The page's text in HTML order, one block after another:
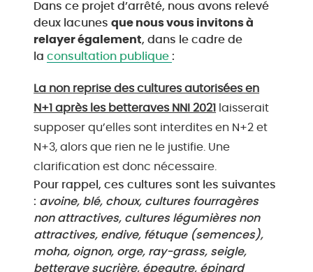
Dans ce projet d’arrêté, nous avons relevé
deux lacunesque nous vous invitons à
relayer également, dans le cadre de
laconsultation publique :
La non reprise des cultures autorisées en
N+1 après les betteraves NNI 2021
laisserait
supposer qu’elles sont interdites en N+2 et
N+3, alors que rien ne le justifie. Une
clarification est donc nécessaire.
Pour rappel, ces cultures sont les suivantes
: avoine, blé, choux, cultures fourragères
non attractives, cultures légumières non
attractives, endive, fétuque (semences),
moha, oignon, orge, ray-grass, seigle,
betterave sucrière, épeautre, épinard